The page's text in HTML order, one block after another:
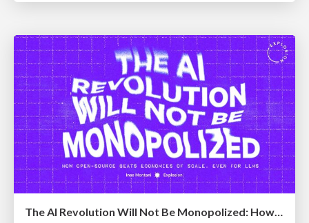
The AI Revolution Will Not Be Monopolized: How open-source beats economies of scale, even for LLMs